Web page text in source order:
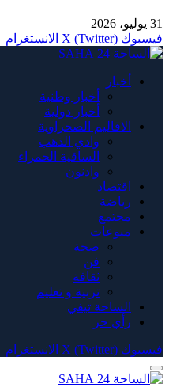
31 يوليو، 2026
فيسبوك X (Twitter) الانستغرام
أخبار
أخبار وطنية
أخبار دولية
الاقاليم الصحراوية
وادي الذهب
الساقية الحمراء
وادنون
اقتصاد
رياضة
مجتمع
منوعات
صحة
فن
ثقافة
تربية و تعليم
الساحة تيفي
رأي حر
فيسبوك X (Twitter) الانستغرام